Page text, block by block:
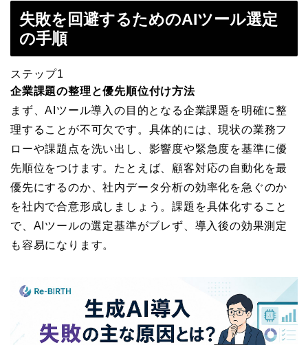
失敗を回避するためのAIツール選定
の手順
ステップ1
企業課題の整理と優先順位付け方法
まず、AIツール導入の目的となる企業課題を明確に整
理することが不可欠です。具体的には、現状の業務フ
ローや課題点を洗い出し、影響度や緊急度を基準に優
先順位をつけます。たとえば、顧客対応の自動化を最
優先にするのか、社内データ分析の効率化を急ぐのか
を社内で合意形成しましょう。課題を具体化すること
で、AIツールの選定基準がブレず、導入後の効果測定
も容易になります。